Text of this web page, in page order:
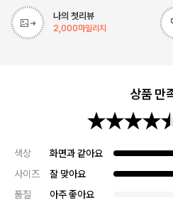
나의 첫리뷰
2,000마일리지
상품 만
색상 화면과 같아요
사이즈
잘 맞아요
품질
아주 좋아요